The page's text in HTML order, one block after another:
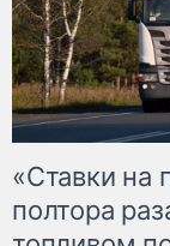
«Ставки на
полтора